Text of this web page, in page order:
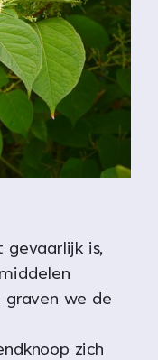
gevaarlijk is,
graven we de
zich